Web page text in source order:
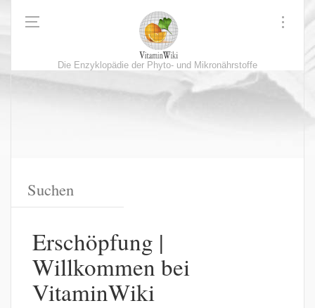
Die Enzyklopädie der Phyto- und Mikronährstoffe
Erschöpfung |
Willkommen bei
VitaminWiki